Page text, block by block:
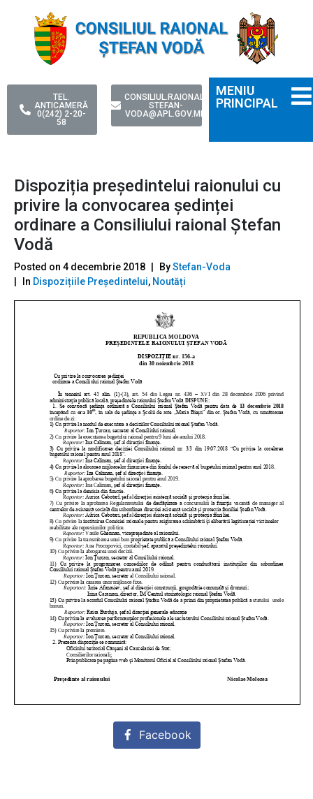
TEL.
ANTICAMERĂ
0(242) 2-20-
58
CONSILIUL.RAIONAL-
STEFAN-
VODA@APL.GOV.MD
MENIU
PRINCIPAL
Dispoziția președintelui raionului cu
privire la convocarea ședinței
ordinare a Consiliului raional Ștefan
Vodă
Posted on 4 decembrie 2018 ByStefan-Voda
In Dispozițiile Președintelui, Noutăți
Facebook